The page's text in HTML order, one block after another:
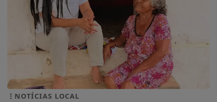
NOTÍCIAS LOCAL